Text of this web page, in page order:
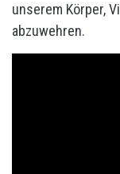
unserem Körper,
abzuwehren.